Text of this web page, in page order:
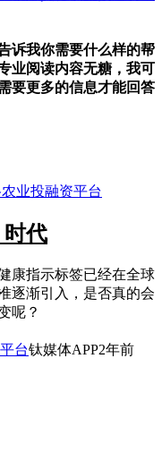
诉我你需要什么样的帮
业阅读内容无糖，我可
要更多的信息才能回答
代
康指示标签已经在全球
逐渐引入，是否真的会
呢？
钛媒体APP2年前